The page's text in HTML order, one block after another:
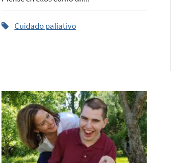
Cuidado paliativo